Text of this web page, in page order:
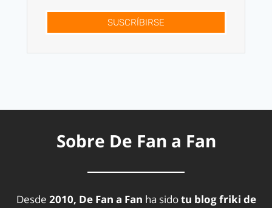
SUSCRÍBIRSE
Sobre De Fan a Fan
Desde 2010, De Fan a Fan ha sidotu blog friki de